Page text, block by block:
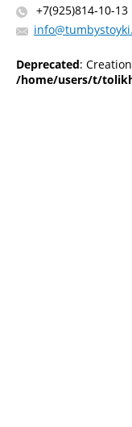
+7(925)814-10-13
Deprecated:
/home/users/t/